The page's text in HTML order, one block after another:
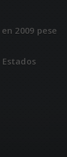
2009 pese